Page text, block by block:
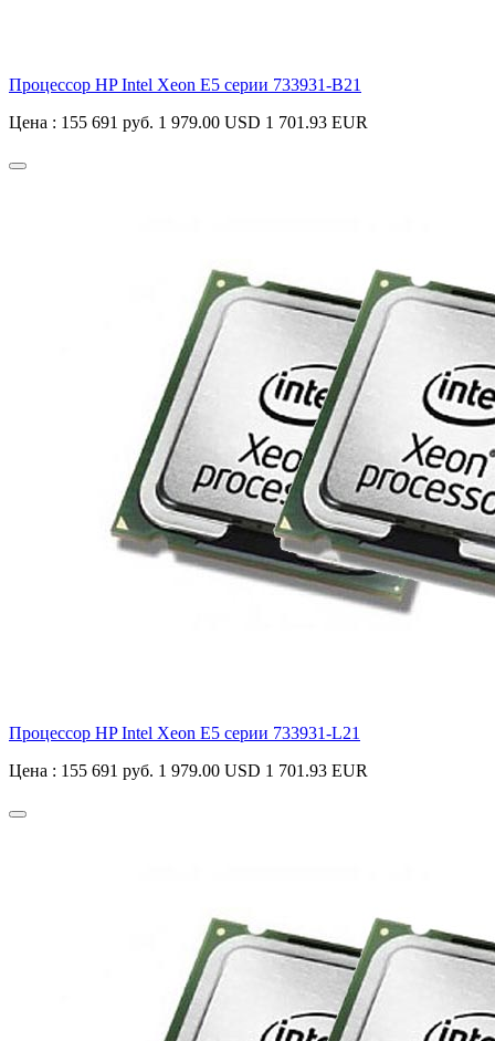
Процессор HP Intel Xeon E5 серии 733931-B21
Цена : 155 691 руб. 1 979.00 USD 1 701.93 EUR
Процессор HP Intel Xeon E5 серии 733931-L21
Цена : 155 691 руб. 1 979.00 USD 1 701.93 EUR